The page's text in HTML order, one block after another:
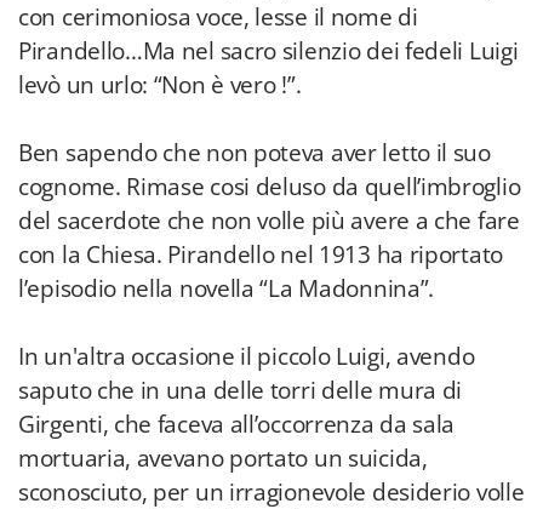
con cerimoniosa voce, lesse il nome di
Pirandello…Ma nel sacro silenzio dei fedeli Luigi
levò un urlo: “Non è vero !”.
Ben sapendo che non poteva aver letto il suo
cognome. Rimase cosi deluso da quell’imbroglio
del sacerdote che non volle più avere a che fare
con la Chiesa. Pirandello nel 1913 ha riportato
l’episodio nella novella “La Madonnina”.
In un'altra occasione il piccolo Luigi, avendo
saputo che in una delle torri delle mura di
Girgenti, che faceva all’occorrenza da sala
mortuaria, avevano portato un suicida,
sconosciuto, per un irragionevole desiderio volle